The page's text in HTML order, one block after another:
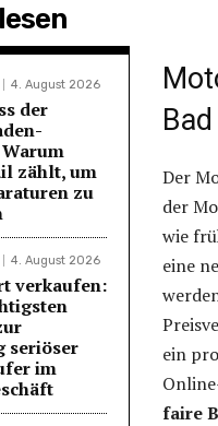
4. August 2026
der
zählt, um
zu
4. August 2026
verkaufen:
seriöser
im
Der
der
wie
eine
ein
faire